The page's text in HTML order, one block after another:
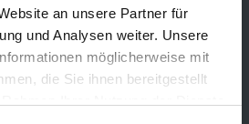
an unsere Partner für
und Analysen weiter. Unsere
möglicherweise mit
die Sie ihnen bereitgestellt